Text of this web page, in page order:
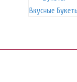
Вкусные